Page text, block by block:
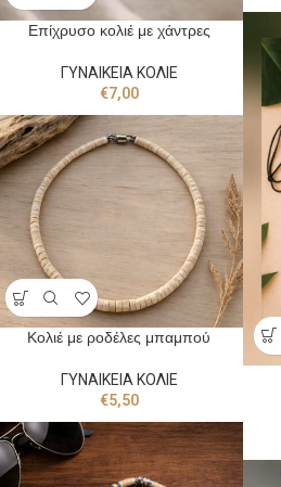
Επίχρυσο κολιέ με χάντρες
ΓΥΝΑΙΚΕΙΑ ΚΟΛΙΕ
€7,00
Κολιέ με ροδέλες μπαμπού
ΓΥΝΑΙΚΕΙΑ ΚΟΛΙΕ
€5,50